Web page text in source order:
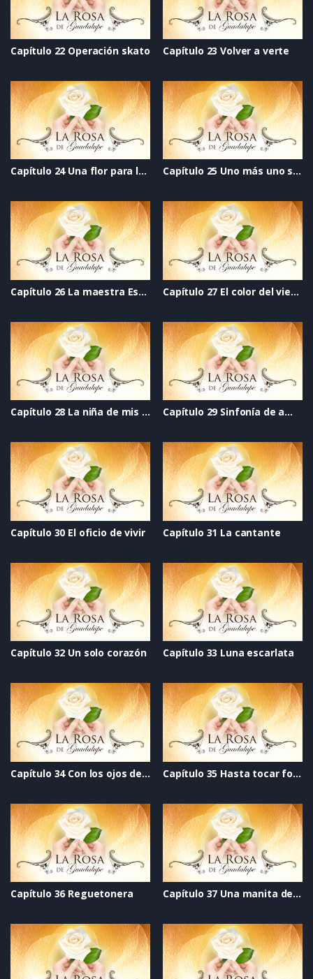
Capítulo 22 Operación skato Capítulo 23 Volver a verte
Capítulo 24 Una flor para la vida Capítulo 25 Uno más uno siempre es dos
Capítulo 26 La maestra Estelita Capítulo 27 El color del viento
Capítulo 28 La niña de mis ojos Capítulo 29 Sinfonía de amor
Capítulo 30 El oficio de vivir Capítulo 31 La cantante
Capítulo 32 Un solo corazón Capítulo 33 Luna escarlata
Capítulo 34 Con los ojos del alma Capítulo 35 Hasta tocar fondo
Capítulo 36 Reguetonera Capítulo 37 Una manita de gato